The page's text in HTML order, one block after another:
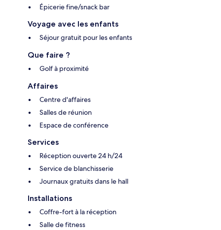
Épicerie fine/snack bar
Voyage avec les enfants
Séjour gratuit pour les enfants
Que faire ?
Golf à proximité
Affaires
Centre d'affaires
Salles de réunion
Espace de conférence
Services
Réception ouverte 24 h/24
Service de blanchisserie
Journaux gratuits dans le hall
Installations
Coffre-fort à la réception
Salle de fitness